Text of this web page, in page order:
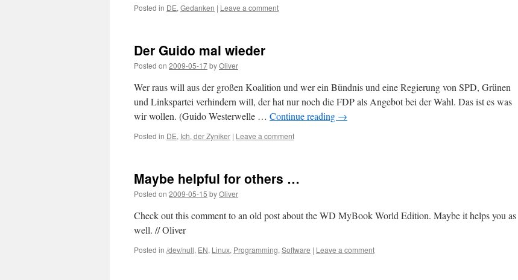
Posted in DE, Gedanken | Leave a comment
Der Guido mal wieder
Posted on 2009-05-17byOliver
Wer raus will aus der großen Koalition und wer ein Bündnis und eine Regierung von SPD, Grünen
und Linkspartei verhindern will, der hat nur noch die FDP als Angebot bei der Wahl. Das ist es was
wir wollen. (Guido Westerwelle … Continue reading →
Posted in DE, Ich, der Zyniker | Leave a comment
Maybe helpful for others …
Posted on 2009-05-15 byOliver
Check out this comment to an old post about the WD MyBook World Edition. Maybe it helps you as
well. // Oliver
Posted in /dev/null, EN, Linux, Programming, Software | Leave a comment